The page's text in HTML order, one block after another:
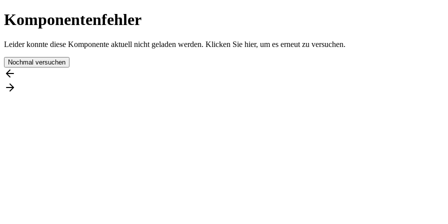
Komponentenfehler
Leider konnte diese Komponente aktuell nicht geladen werden. Klicken Sie hier, um es erneut zu versuchen.
Nochmal versuchen